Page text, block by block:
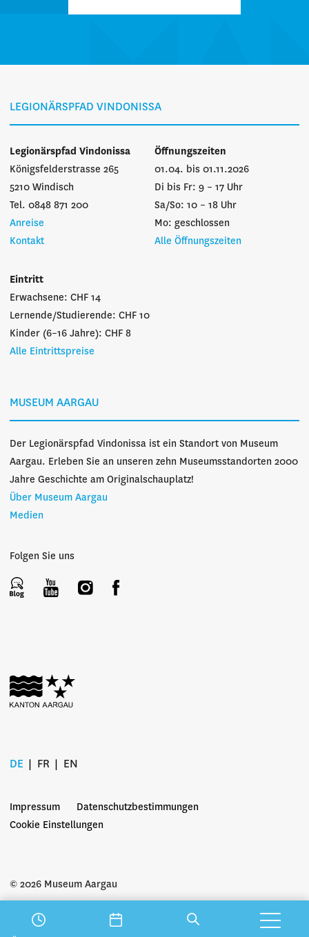
LEGIONÄRSPFAD VINDONISSA
Legionärspfad Vindonissa
Königsfelderstrasse 265
5210 Windisch
Tel. 0848 871 200
Anreise
Kontakt
Öffnungszeiten
01.04. bis 01.11.2026
Di bis Fr: 9 – 17 Uhr
Sa/So: 10 – 18 Uhr
Mo: geschlossen
Alle Öffnungszeiten
Eintritt
Erwachsene: CHF 14
Lernende/Studierende: CHF 10
Kinder (6–16 Jahre): CHF 8
Alle Eintrittspreise
MUSEUM AARGAU
Der Legionärspfad Vindonissa ist ein Standort von Museum
Aargau. Erleben Sie an unseren zehn Museumsstandorten 2000
Jahre Geschichte am Originalschauplatz!
Über Museum Aargau
Medien
Folgen Sie uns
© 2026 Museum Aargau
DE FR EN
Impressum
Datenschutzbestimmungen
Cookie Einstellungen